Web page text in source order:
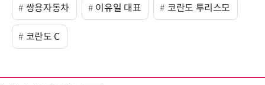
쌍용자동차 이유일 대표 코란도 투리스모
코란도 C